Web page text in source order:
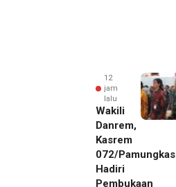
12
jam
lalu
Wakili
Danrem,
Kasrem
072/Pamungkas
Hadiri
Pembukaan